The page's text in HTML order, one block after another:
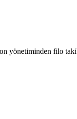
yönetiminden filo